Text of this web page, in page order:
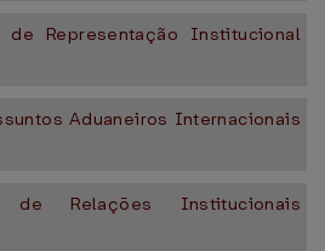
Representação Institucional
Aduaneiros Internacionais
Relações Institucionais